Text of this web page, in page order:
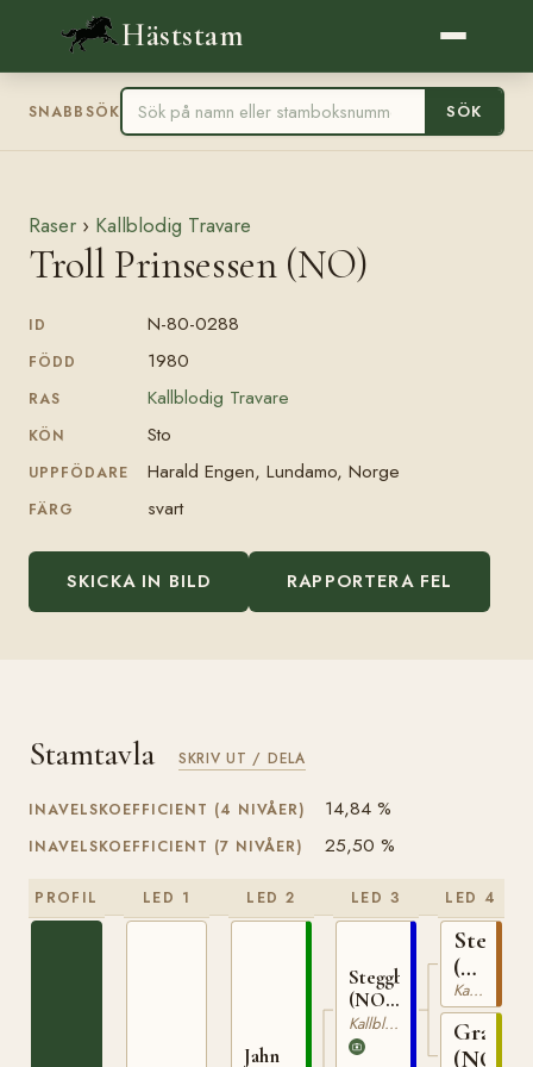
Häststam
SNABBSÖK SÖK
Raser › Kallblodig Travare
Troll Prinsessen (NO)
ID N-80-0288
FÖDD 1980
RAS Kallblodig Travare
KÖN Sto
UPPFÖDARE Harald Engen, Lundamo, Norge
FÄRG svart
SKICKA IN BILD RAPPORTERA FEL
Stamtavla SKRIV UT / DELA
INAVELSKOEFFICIENT (4 NIVÅER) 14,84 %
INAVELSKOEFFICIENT (7 NIVÅER) 25,50 %
PROFIL LED 1 LED 2
Jahn
LED 3
Steggbest
(NO)
T-233Kallblodig Travare
LED 4
Stegg
(NO)
T-
169
Kallblodig Travare
Grasiös
(NO)